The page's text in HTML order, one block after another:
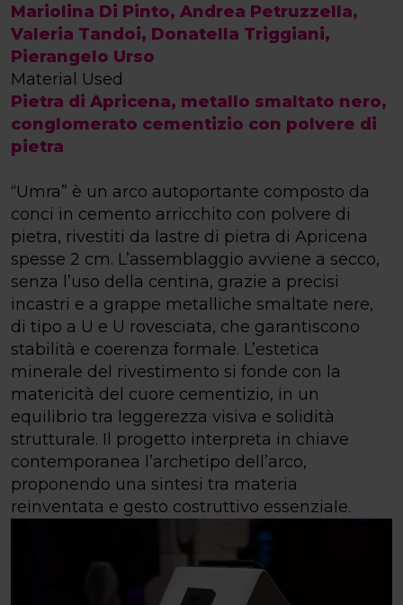
Mariolina Di Pinto, Andrea Petruzzella,
Valeria Tandoi, Donatella Triggiani,
Pierangelo Urso
Material Used
Pietra di Apricena, metallo smaltato nero,
conglomerato cementizio con polvere di
pietra
“Umra” è un arco autoportante composto da
conci in cemento arricchito con polvere di
pietra, rivestiti da lastre di pietra di Apricena
spesse 2 cm. L’assemblaggio avviene a secco,
senza l’uso della centina, grazie a precisi
incastri e a grappe metalliche smaltate nere,
di tipo a U e U rovesciata, che garantiscono
stabilità e coerenza formale. L’estetica
minerale del rivestimento si fonde con la
matericità del cuore cementizio, in un
equilibrio tra leggerezza visiva e solidità
strutturale. Il progetto interpreta in chiave
contemporanea l’archetipo dell’arco,
proponendo una sintesi tra materia
reinventata e gesto costruttivo essenziale.